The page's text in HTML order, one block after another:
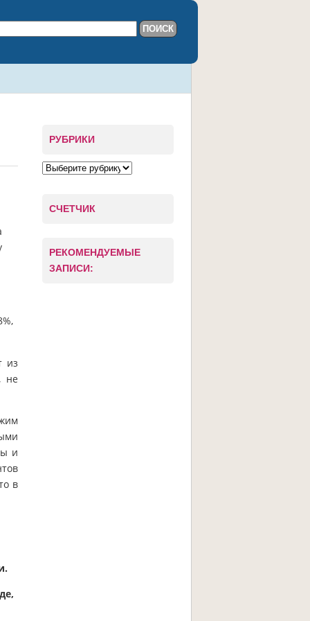
из
не
и
в
РУБРИКИ
СЧЕТЧИК
РЕКОМЕНДУЕМЫЕ
ЗАПИСИ: